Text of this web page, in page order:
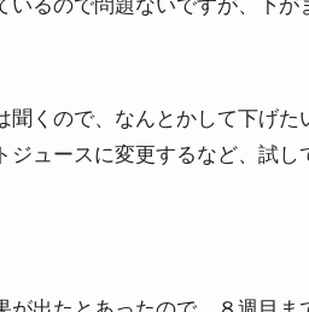
るので問題ないですが、下が
聞くので、なんとかして下げ
ュースに変更するなど、試し